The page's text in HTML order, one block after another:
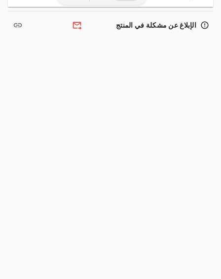
error_outline الإبلاغ عن مشكلة في المنتج forward_to_inbox
link